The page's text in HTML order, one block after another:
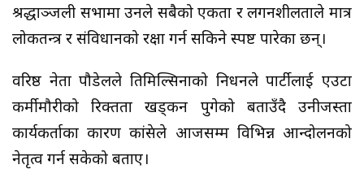
श्रद्धाञ्जली सभामा उनले सबैको एकता र लगनशीलताले मात्र
लोकतन्त्र र संविधानको रक्षा गर्न सकिने स्पष्ट पारेका छन्।
वरिष्ठ नेता पौडेलले तिमिल्सिनाको निधनले पार्टीलाई एउटा
कर्मीमौरीको रिक्तता खड्कन पुगेको बताउँदै उनीजस्ता
कार्यकर्ताका कारण कांग्रेसले आजसम्म विभिन्न आन्दोलनको
नेतृत्व गर्न सकेको बताए।